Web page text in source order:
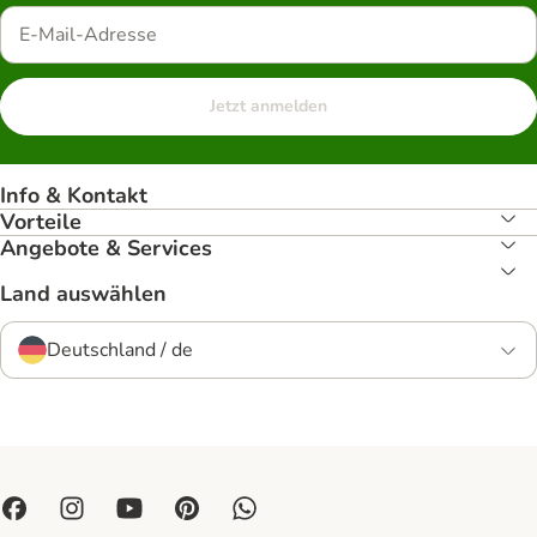
Jetzt anmelden
Info & Kontakt
Vorteile
Angebote & Services
Land auswählen
Deutschland / de